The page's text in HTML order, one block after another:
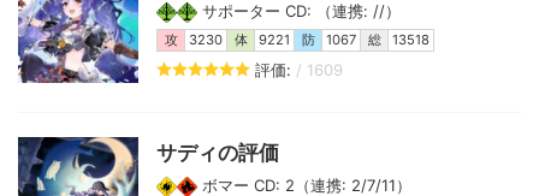
サポーター CD: （連携: //）
攻 3230 体 9221 防 1067 総 13518
評価: / 1609
サディの評価
ボマー CD: 2（連携: 2/7/11）